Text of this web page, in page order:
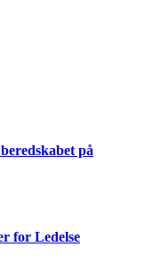
på
for Ledelse